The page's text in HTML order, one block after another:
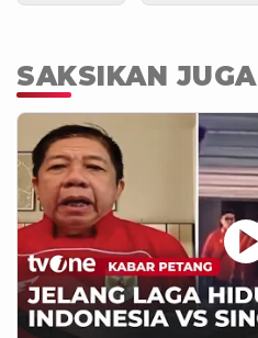
SAKSIKAN JUGA